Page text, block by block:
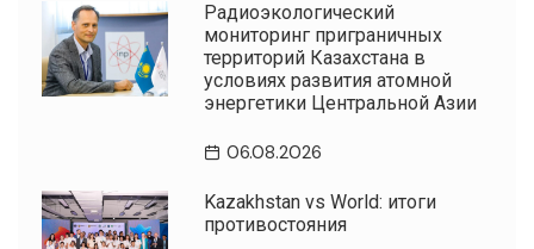
Радиоэкологический
мониторинг приграничных
территорий Казахстана в
условиях развития атомной
энергетики Центральной Азии
06.08.2026
Kazakhstan vs World: итоги
противостояния